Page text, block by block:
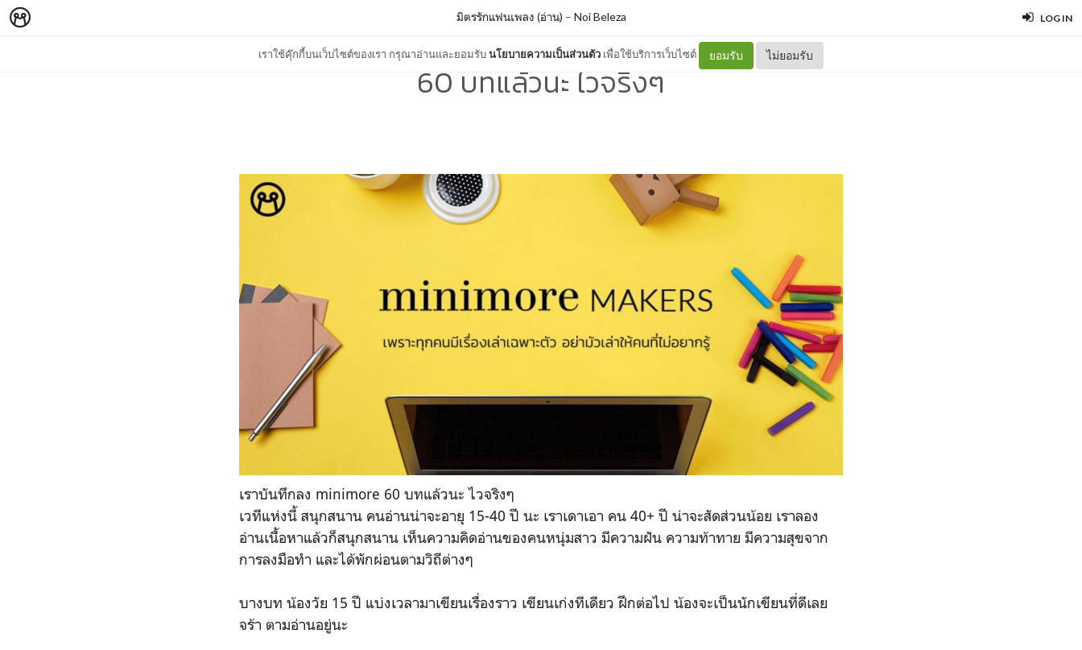
LOG IN
เราใช้คุ๊กกี้บนเว็บไซต์ของเรา กรุณาอ่านและยอมรับนโยบายความเป็นส่วนตัว เพื่อใช้บริการเว็บไซต์ ยอมรับ ไม่ยอมรับ
มิตรรักแฟนเพลง (อ่าน) – Noi Beleza
60 บทแล้วนะ ไวจริงๆ
เราบันทึกลง minimore 60 บทแล้วนะ ไวจริงๆ
เวทีแห่งนี้ สนุกสนาน คนอ่านน่าจะอายุ 15-40 ปี นะ เราเดาเอา คน 40+ ปี น่าจะสัดส่วนน้อย เราลอง
อ่านเนื้อหาแล้วก็สนุกสนาน เห็นความคิดอ่านของคนหนุ่มสาว มีความฝัน ความท้าทาย มีความสุขจาก
การลงมือทำ และได้พักผ่อนตามวิถีต่างๆ
บางบท น้องวัย 15 ปี แบ่งเวลามาเขียนเรื่องราว เขียนเก่งทีเดียว ฝึกต่อไป น้องจะเป็นนักเขียนที่ดีเลย
จร้า ตามอ่านอยู่นะ